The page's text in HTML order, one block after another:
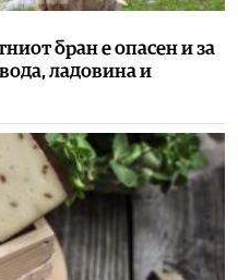
бран е опасен и за
ладовина и